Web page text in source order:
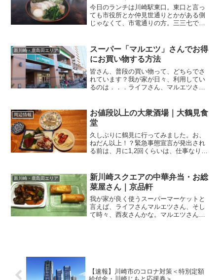
今日のランチは川崎駅東口。東口と言っ
ても市役所とか仲見世通りとかがある側
じゃなくて、市電通りの方。三三七でも
訪問のお店がある！と思い出して訪問し
たのが、こちらのお店。...
新川崎・鹿島田エリア
スーパー「マルエツ」さんでお得
にお買い物する方法
皆さん、普段の買い物って、どちらでさ
れています？我が家が日々、利用してい
るのは．．．ライフさん、マルエツさん
舗があって、何かと便利♪マルエツカード
が登場、ときめきポイ...
周辺情報
お値段以上の大衆酒場｜大鶴見食
堂
久しぶりに鶴見に行ってみました。お、
ねだん以上！？緊急事態宣言が発出され
る前は、月に1,2回くらいは、仕事なりプ
の町並みは変わっていないのですが、
「あれ、こんなお店あった...
新川崎・鹿島田エリア
新川崎スクエアの中華弁当・お総
菜屋さん｜京品軒
我が家が良く使うスーパーマーケットと
言えば、ライフさんマルエツさん、そし
て時々、西友さんかな。マルエツさんと
【速報】川崎市のコロナ対策＜特別定額